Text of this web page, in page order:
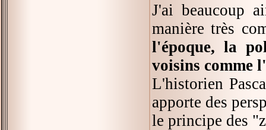
J'ai beaucoup
manière très
l'époque, la
voisins comme
L'historien
apporte des
le principe des